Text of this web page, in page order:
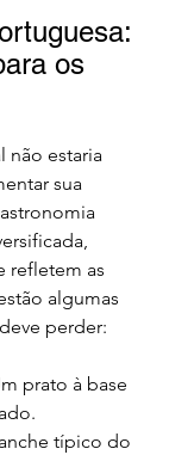
os
não estaria
sua
refletem as
algumas
perder:
prato à base
típico do